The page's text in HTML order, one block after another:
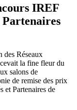
IREF
des Réseaux
la fine fleur du
salons de
de remise des prix
et Partenaires de